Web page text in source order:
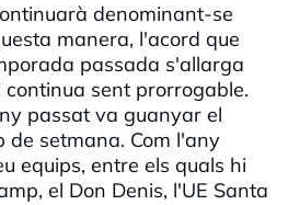
denominant-se
manera, l'acord que
passada s'allarga
sent prorrogable.
passat va guanyar el
de setmana. Com l'any
equips, entre els quals hi
el Don Denis, l'UE Santa